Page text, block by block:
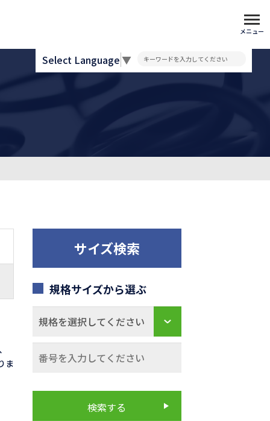
メニュー
Select Language▼
ま
サイズ検索
規格サイズから選ぶ